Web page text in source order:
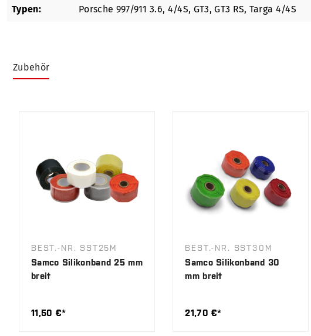
Typen: Porsche 997/911 3.6, 4/4S, GT3, GT3 RS, Targa 4/4S
Zubehör
BEST.-NR. SST25M
Samco Silikonband 25 mm
breit
11,50 €*
BEST.-NR. SST30M
Samco Silikonband 30
mm breit
21,70 €*